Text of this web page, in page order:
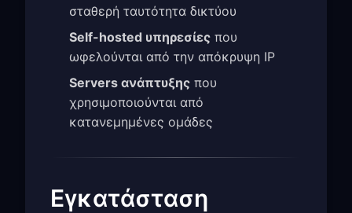
σταθερή ταυτότητα δικτύου
Self-hosted υπηρεσίες που
ωφελούνται από την απόκρυψη IP
Servers ανάπτυξης που
χρησιμοποιούνται από
κατανεμημένες ομάδες
Εγκατάσταση